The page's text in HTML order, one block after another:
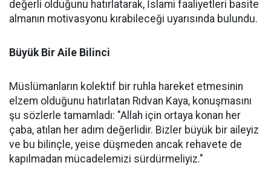
değerli olduğunu hatırlatarak, İslami faaliyetleri basite
almanın motivasyonu kırabileceği uyarısında bulundu.
Büyük Bir Aile Bilinci
Müslümanların kolektif bir ruhla hareket etmesinin
elzem olduğunu hatırlatan Rıdvan Kaya, konuşmasını
şu sözlerle tamamladı: "Allah için ortaya konan her
çaba, atılan her adım değerlidir. Bizler büyük bir aileyiz
ve bu bilinçle, yeise düşmeden ancak rehavete de
kapılmadan mücadelemizi sürdürmeliyiz."